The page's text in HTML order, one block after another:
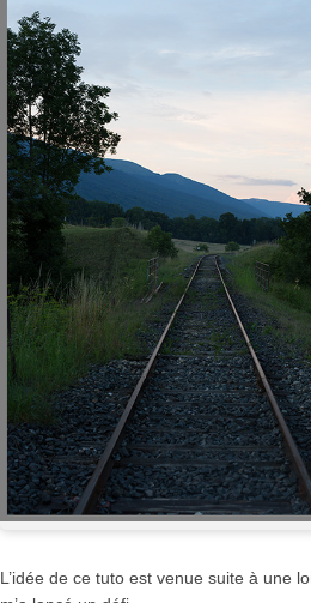
L’idée de ce tuto est venue suite à une